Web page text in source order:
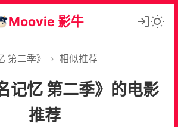
Moovie 影牛
第二季》 › 相似推荐
记忆 第二季》的电影
推荐